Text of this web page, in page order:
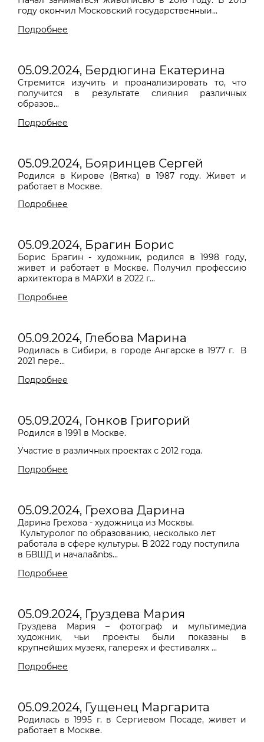
году окончил Московский государственныи...
Подробнее
05.09.2024, Бердюгина Екатерина
Стремится изучить и проанализировать то,что
получится в результате слияния различных
образов...
Подробнее
05.09.2024, Бояринцев Сергей
Родился в Кирове (Вятка) в 1987 году. Живет и
работает в Москве.
Подробнее
05.09.2024, Брагин Борис
Борис Брагин - художник, родился в 1998 году,
живет и работает в Москве. Получил профессию
архитектора в МАРХИ в 2022 г...
Подробнее
05.09.2024, Глебова Марина
Родилась в Сибири, в городе Ангарске в 1977 г. В
2021 пере...
Подробнее
05.09.2024, Гонков Григорий
Родился в 1991 в Москве.
Участие в различных проектах с 2012 года.
Подробнее
05.09.2024, Грехова Дарина
Дарина Грехова - художница из Москвы.
Культуролог по образованию, несколько лет
работала в сфере культуры. В 2022 году поступила
в БВШД и начала&nbs...
Подробнее
05.09.2024, Груздева Мария
Груздева Мария – фотограф и мультимедиа
художник, чьи проекты были показаны в
крупнейших музеях, галереях и фестивалях ...
Подробнее
05.09.2024, Гущенец Маргарита
Родилась в 1995 г. в Сергиевом Посаде, живет и
работает в Москве.